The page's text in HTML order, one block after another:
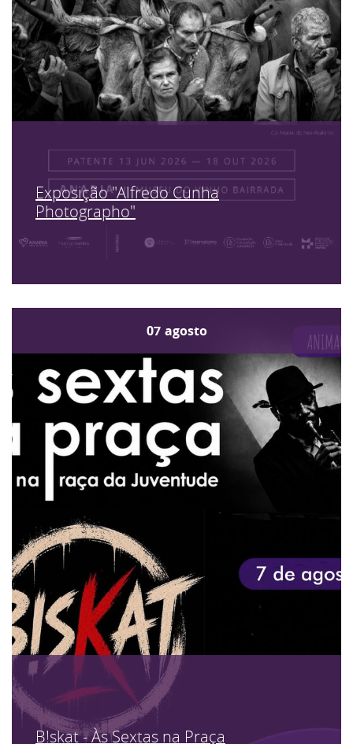
Exposição "Alfredo Cunha
Photographo"
07 agosto
B!skat - Às Sextas na Praça